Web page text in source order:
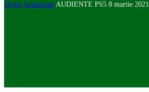
Home Actualitate AUDIENTE PS5 8 martie 2021